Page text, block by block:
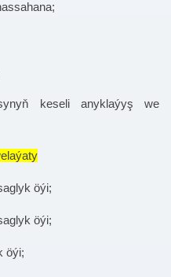
keseli anyklaýyş we
öýi;
öýi;
öýi;